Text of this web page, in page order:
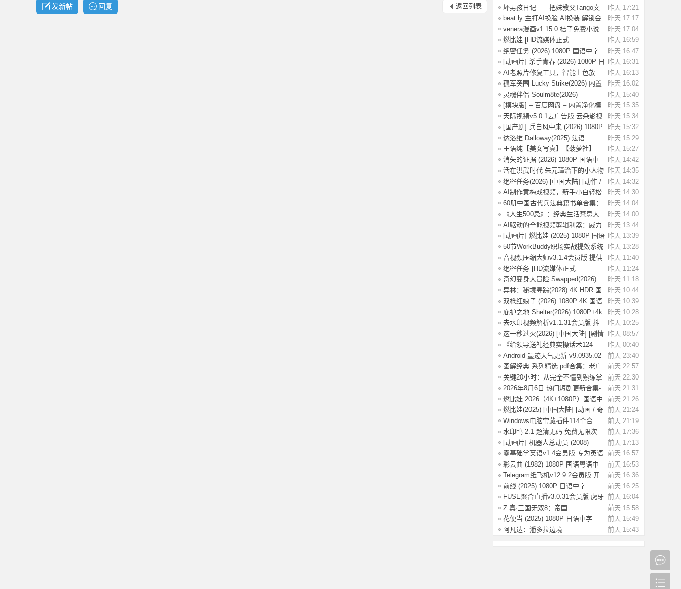
返回列表
发新帖 回复
面的学习
昨天 17:21
坏男孩日记——把妹教父Tango文
集.pdf，当
昨天 17:17
beat.ly 主打AI换脸 AI换装 解锁会
员版
昨天 17:04
venera漫画v1.15.0 桔子免费小说
v1.1.8书
昨天 16:59
燃比娃 [HD流媒体正式
版]A.Story.About.Fir
昨天 16:47
绝密任务 (2026) 1080P 国语中字
[0.8G]
昨天 16:31
[动画片] 杀手青春 (2026) 1080P 日
语中字
昨天 16:13
AI老照片修复工具，智能上色放
大，一键还原
昨天 16:02
孤军突围 Lucky Strike(2026) 内置
简英 4K
昨天 15:40
灵魂伴侣 Soulm8te(2026)
【4K.DV.HDR】【
昨天 15:35
[模块版] – 百度网盘 – 内置净化模
块 –
昨天 15:34
天际视频v5.0.1去广告版 云朵影视
v1.9.0去
昨天 15:32
[国产剧] 兵自风中来 (2026) 1080P
国语中
昨天 15:29
达洛维 Dalloway(2025) 法语
1080P 【3.2G
昨天 15:27
王语纯【美女写真】【菠萝社】
【51P】
昨天 14:42
消失的证据 (2026) 1080P 国语中
字 [1.09G]
昨天 14:35
活在洪武时代 朱元璋治下的小人物
命运
昨天 14:32
绝密任务(2026) [中国大陆] [动作 /
战争 /
昨天 14:30
AI制作黄梅戏视频，新手小白轻松
赚取收益
昨天 14:04
60册中国古代兵法典籍书单合集：
绝版古代兵
昨天 14:00
《人生500忌》：经典生活禁忌大
全
昨天 13:44
AI驱动的全能视频剪辑利器：威力
导演v24.6.
昨天 13:39
[动画片] 燃比娃 (2025) 1080P 国语
中字 [0
昨天 13:28
50节WorkBuddy职场实战提效系统
课：掌握效
昨天 11:40
音视频压缩大师v3.1.4会员版 提供
高效的音
昨天 11:24
绝密任务 [HD流媒体正式
版]Operation.Black
昨天 11:18
奇幻变身大冒险 Swapped(2026)
[1080P] [中
昨天 10:44
异林：秘境寻踪(2028) 4K HDR 国
语中字【1.
昨天 10:39
双枪红娘子 (2026) 1080P 4K 国语
中字 [1.7
昨天 10:28
庇护之地 Shelter(2026) 1080P+4k
中英双字
昨天 10:25
去水印视频解析v1.1.31会员版 抖
音等平台无
昨天 08:57
这一秒过火(2026) [中国大陆] [剧情
/ 爱情
昨天 00:40
《给领导送礼经典实操话术124
条》：不踩红
前天 23:40
Android 墨迹天气更新 v9.0935.02
去广告解
前天 22:57
图解经典 系列精选.pdf合集：老庄
易经 风
前天 22:30
关键20小时：从完全不懂到熟练掌
握一门新技
前天 21:31
2026年8月6日 热门短剧更新合集-
海量热门
前天 21:26
燃比娃.2026（4K+1080P）国语中
字.首部宣纸
前天 21:24
燃比娃(2025) [中国大陆] [动画 / 奇
幻 /
前天 21:19
Windows电脑宝藏插件114个合
集，按功能分类
前天 17:36
水印鸭 2.1 超清无码 免费无限次
试了好多
前天 17:13
[动画片] 机器人总动员 (2008)
1080P 国配
前天 16:57
零基础学英语v1.4会员版 专为英语
初学者设
前天 16:53
彩云曲 (1982) 1080P 国语粤语中
字 [2.49G]
前天 16:36
Telegram纸飞机v12.9.2会员版 开
放注册了
前天 16:25
前线 (2025) 1080P 日语中字
[1.74G]
前天 16:04
FUSE聚合直播v3.0.31会员版 虎牙
斗鱼抖音快
前天 15:58
Z 真·三国无双8：帝国
_Build.20984287 官
前天 15:49
花便当 (2025) 1080P 日语中字
[1.83G]
前天 15:43
阿凡达：潘多拉边境